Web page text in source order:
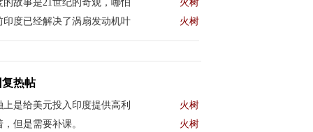
的故事是21世纪的奇观，哪怕 火树
印度已经解决了涡扇发动机叶 火树
热帖
上是给美元投入印度提供高利 火树
，但是需要补课。 火树